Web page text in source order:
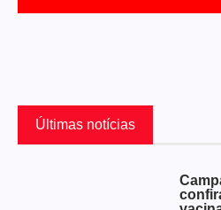
Últimas notícias